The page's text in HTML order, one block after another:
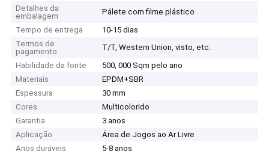
Detalhes da
embalagem
Pálete com filme plástico
Tempo de entrega
10-15 dias
Termos de
pagamento
T/T, Western Union, visto, etc.
Habilidade da fonte
500, 000 Sqm pelo ano
Materiais
EPDM+SBR
Espessura
30 mm
Cores
Multicolorido
Garantia
3 anos
Aplicação
Área de Jogos ao Ar Livre
Anos duráveis
5-8 anos